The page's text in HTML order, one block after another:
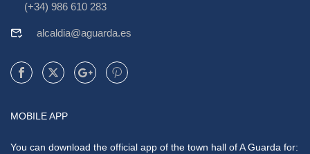
(+34) 986 610 283
alcaldia@aguarda.es
MOBILE APP
You can download the official app of the town hall of A Guarda for: